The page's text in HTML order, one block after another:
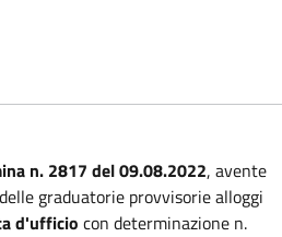
n. 2817 del 09.08.2022, avente
graduatorie provvisorie alloggi
d'ufficio con determinazione n.